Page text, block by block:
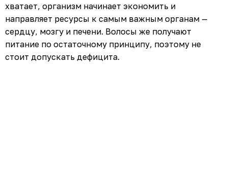
хватает, организм начинает экономить и
направляет ресурсы к самым важным органам —
сердцу, мозгу и печени. Волосы же получают
питание по остаточному принципу, поэтому не
стоит допускать дефицита.